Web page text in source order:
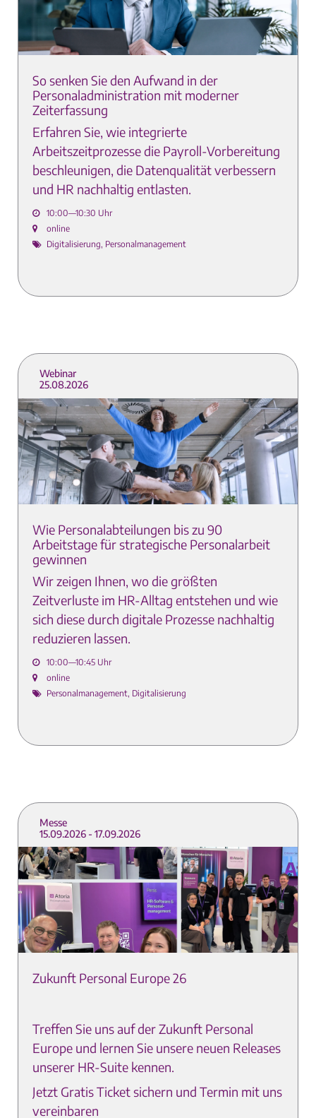
So senken Sie den Aufwand in der
Personaladministration mit moderner
Zeiterfassung
Erfahren Sie, wie integrierte
Arbeitszeitprozesse die Payroll-Vorbereitung
beschleunigen, die Datenqualität verbessern
und HR nachhaltig entlasten.
10:00—10:30 Uhr
online
Digitalisierung, Personalmanagement
Webinar
25.08.2026
Wie Personalabteilungen bis zu 90
Arbeitstage für strategische Personalarbeit
gewinnen
Wir zeigen Ihnen, wo die größten
Zeitverluste im HR-Alltag entstehen und wie
sich diese durch digitale Prozesse nachhaltig
reduzieren lassen.
10:00—10:45 Uhr
online
Personalmanagement, Digitalisierung
Messe
15.09.2026 - 17.09.2026
Zukunft Personal Europe 26
Treffen Sie uns auf derZukunft Personal
Europe und lernen Sie unsere neuen Releases
unserer HR-Suite kennen.
Jetzt Gratis Ticket sichern und Termin mit uns
vereinbaren